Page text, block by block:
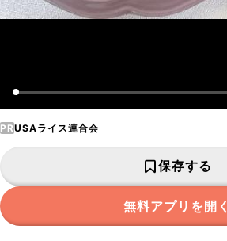
PRUSAライス連合会
保存する
無料アプリを開く